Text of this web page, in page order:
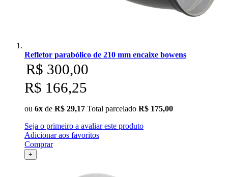
Zhiyun
Refletor parabólico de 210 mm encaixe bowens
R$ 300,00
R$ 166,25
ou 6x de R$ 29,17 Total parcelado R$ 175,00
Seja o primeiro a avaliar este produto
Adicionar aos favoritos
Comprar
+